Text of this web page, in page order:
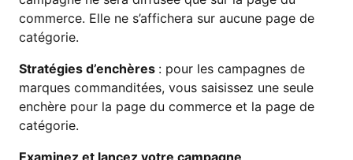
commerce. Elle ne s’affichera sur aucune page de
catégorie.
Stratégies d’enchères : pour les campagnes de
marques commanditées, vous saisissez une seule
enchère pour la page du commerce et la page de
catégorie.
Examinez et lancez votre campagne